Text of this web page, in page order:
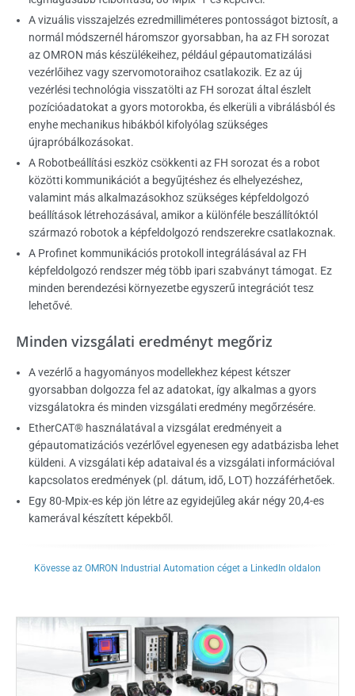
A vizuális visszajelzés ezredmilliméteres pontosságot biztosít, a
normál módszernél háromszor gyorsabban, ha az FH sorozat
az OMRON más készülékeihez, például gépautomatizálási
vezérlőihez vagy szervomotoraihoz csatlakozik. Ez az új
vezérlési technológia visszatölti az FH sorozat által észlelt
pozícióadatokat a gyors motorokba, és elkerüli a vibrálásból és
enyhe mechanikus hibákból kifolyólag szükséges
újrapróbálkozásokat.
A Robotbeállítási eszköz csökkenti az FH sorozat és a robot
közötti kommunikációt a begyűjtéshez és elhelyezéshez,
valamint más alkalmazásokhoz szükséges képfeldolgozó
beállítások létrehozásával, amikor a különféle beszállítóktól
származó robotok a képfeldolgozó rendszerekre csatlakoznak.
A Profinet kommunikációs protokoll integrálásával az FH
képfeldolgozó rendszer még több ipari szabványt támogat. Ez
minden berendezési környezetbe egyszerű integrációt tesz
lehetővé.
Minden vizsgálati eredményt megőriz
A vezérlő a hagyományos modellekhez képest kétszer
gyorsabban dolgozza fel az adatokat, így alkalmas a gyors
vizsgálatokra és minden vizsgálati eredmény megőrzésére.
EtherCAT® használatával a vizsgálat eredményeit a
gépautomatizációs vezérlővel egyenesen egy adatbázisba lehet
küldeni. A vizsgálati kép adataival és a vizsgálati információval
kapcsolatos eredmények (pl. dátum, idő, LOT) hozzáférhetőek.
Egy 80-Mpix-es kép jön létre az egyidejűleg akár négy 20,4-es
kamerával készített képekből.
Kövesse az OMRON Industrial Automation céget a LinkedIn oldalon